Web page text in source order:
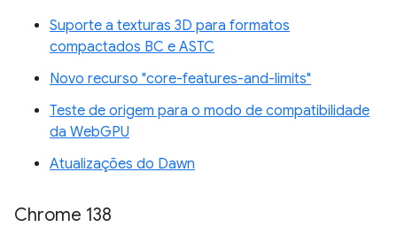
Suporte a texturas 3D para formatos
compactados BC e ASTC
Novo recurso "core-features-and-limits"
Teste de origem para o modo de compatibilidade
da WebGPU
Atualizações do Dawn
Chrome 138